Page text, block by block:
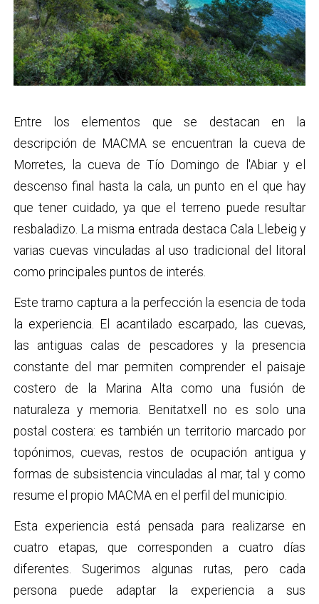
Entre los elementos que se destacan en la
descripción de MACMA se encuentran la cueva de
Morretes, la cueva de Tío Domingo de l'Abiar y el
descenso final hasta la cala, un punto en el que hay
que tener cuidado, ya que el terreno puede resultar
resbaladizo. La misma entrada destaca Cala Llebeig y
varias cuevas vinculadas al uso tradicional del litoral
como principales puntos de interés.
Este tramo captura a la perfección la esencia de toda
la experiencia. El acantilado escarpado, las cuevas,
las antiguas calas de pescadores y la presencia
constante del mar permiten comprender el paisaje
costero de la Marina Alta como una fusión de
naturaleza y memoria. Benitatxell no es solo una
postal costera: es también un territorio marcado por
topónimos, cuevas, restos de ocupación antigua y
formas de subsistencia vinculadas al mar, tal y como
resume el propio MACMA en el perfil del municipio.
Esta experiencia está pensada para realizarse en
cuatro etapas, que corresponden a cuatro días
diferentes. Sugerimos algunas rutas, pero cada
persona puede adaptar la experiencia a sus